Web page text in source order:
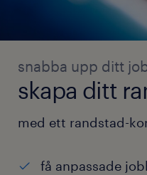
snabba upp ditt
skapa ditt
med ett randstad-
få anpassade